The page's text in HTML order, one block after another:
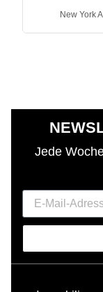
New York
Jede